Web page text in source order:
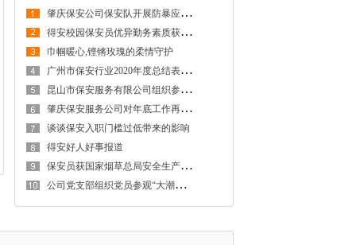
肇
庆保安公司保安队开展防暴应急演练
得
安校园保安员优异勤务素质获校方表彰
巾帼暖心,铿锵玫瑰的柔情守护
广
州市保安行业2020年度总结表彰暨投入庆祝建党100周年安保工作动员大会顺利召开
昆
山市保安服务有限公司组织参加寄递行业“安全卫士”小分队成立仪式
肇
庆保安服务公司对年底工作再调度再部署
谈谈保安入职门槛过低带来的影响
得安好人好事报道
保
安员获国家烟草总局安全生产工作检查组安全检查组好评
公
司党支部组织党员参观“大潮起珠江”展馆